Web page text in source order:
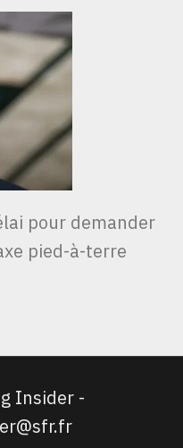
pour demander
pied-à-terre
Insider -